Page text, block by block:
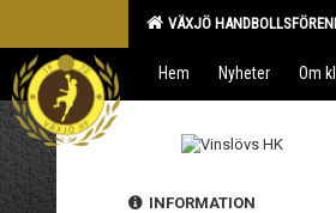
VÄXJÖ
Hem Nyheter Om
INFORMATION